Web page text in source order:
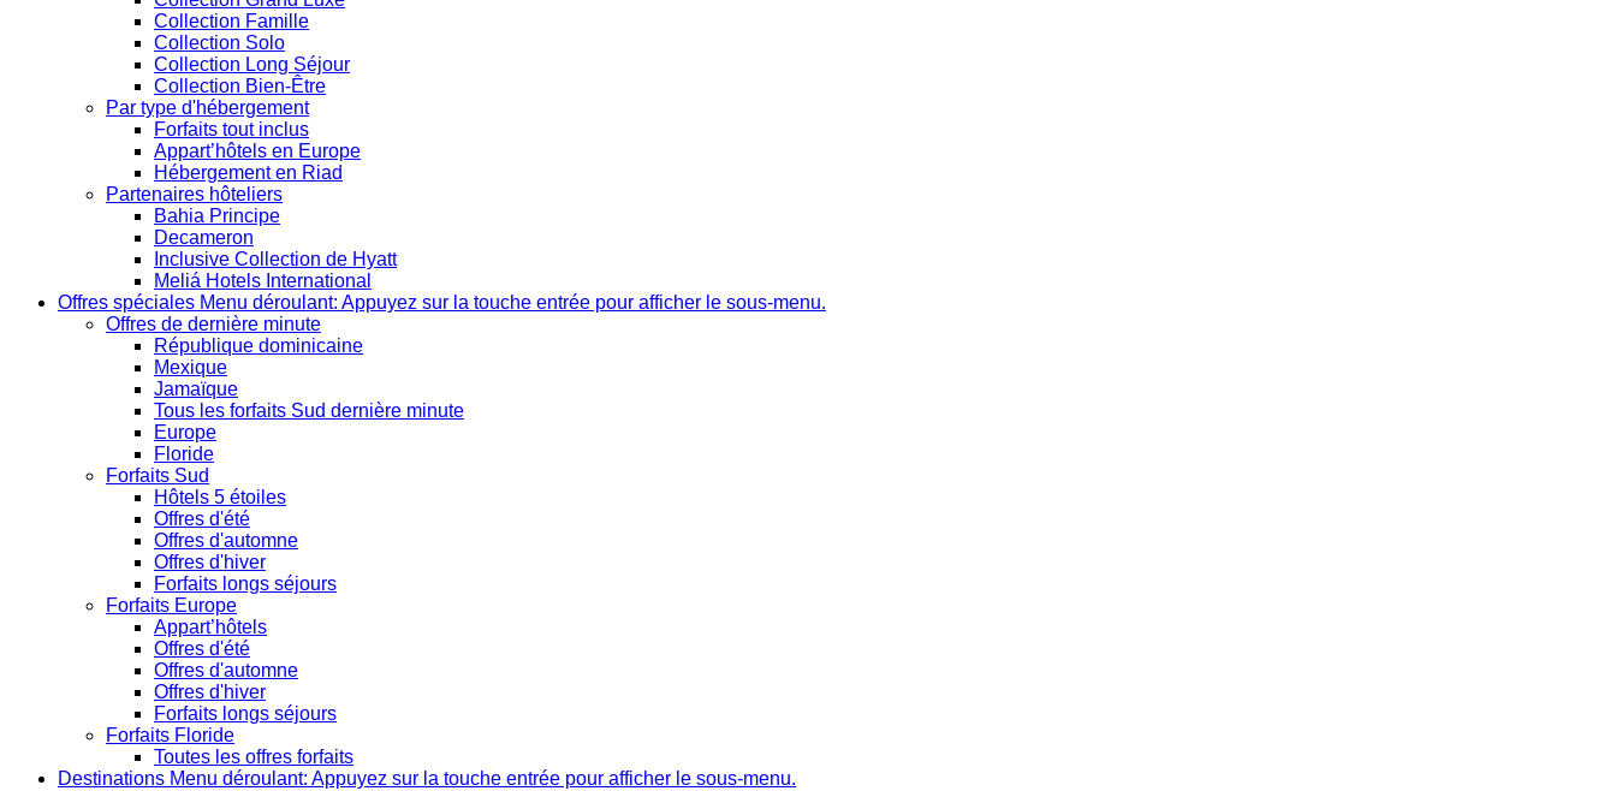
Collection Famille
Collection Solo
Collection Long Séjour
Collection Bien-Être
Par type d'hébergement
Forfaits tout inclus
Appart’hôtels en Europe
Hébergement en Riad
Partenaires hôteliers
Bahia Principe
Decameron
Inclusive Collection de Hyatt
Meliá Hotels International
Offres spéciales Menu déroulant: Appuyez sur la touche entrée pour afficher le sous-menu.
Offres de dernière minute
République dominicaine
Mexique
Jamaïque
Tous les forfaits Sud dernière minute
Europe
Floride
Forfaits Sud
Hôtels 5 étoiles
Offres d'été
Offres d'automne
Offres d'hiver
Forfaits longs séjours
Forfaits Europe
Appart’hôtels
Offres d'été
Offres d'automne
Offres d'hiver
Forfaits longs séjours
Forfaits Floride
Toutes les offres forfaits
Destinations Menu déroulant: Appuyez sur la touche entrée pour afficher le sous-menu.